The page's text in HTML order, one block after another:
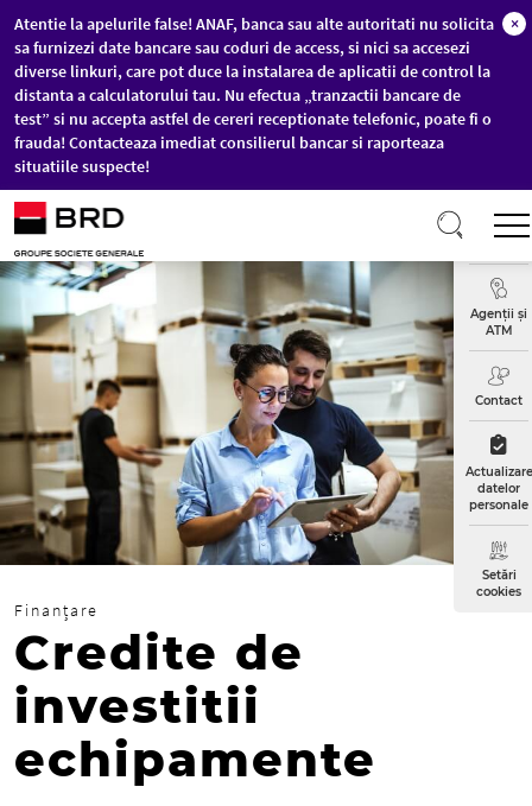
Sari la conținutul principal
Atentie la apelurile false! ANAF, banca sau alte autoritati nu solicita
sa furnizezi date bancare sau coduri de access, si nici sa accesezi
diverse linkuri, care pot duce la instalarea de aplicatii de control la
distanta a calculatorului tau. Nu efectua „tranzactii bancare de
test” si nu accepta astfel de cereri receptionate telefonic, poate fi o
frauda! Contacteaza imediat consilierul bancar si raporteaza
situatiile suspecte!
×
Curs
Agenții și
ATM
Contact
datelor
personale
Setări
cookies
Finanțare
Credite de
investitii
echipamente